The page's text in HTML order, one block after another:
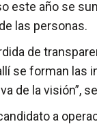
este año se
las personas.
de
se forman las
de la visión”,
a